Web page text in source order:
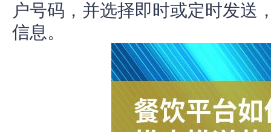
户号码，并选择即时或定时发送
信息。